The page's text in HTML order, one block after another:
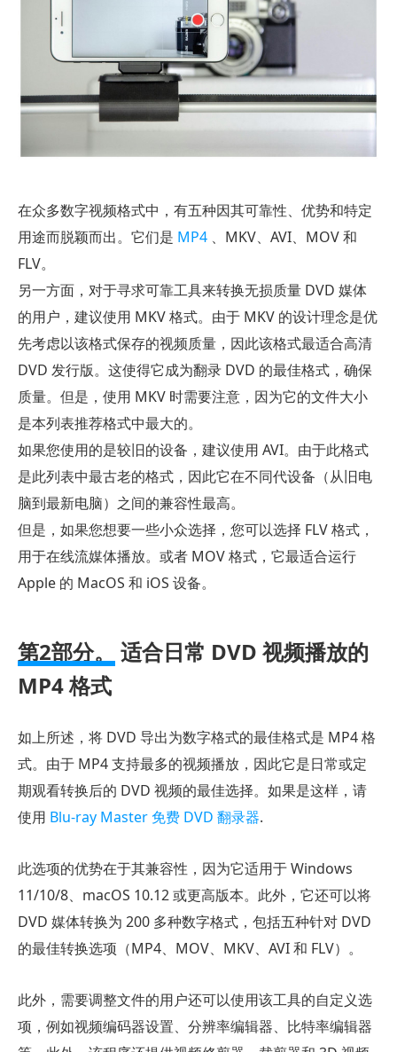
在众多数字视频格式中，有五种因其可靠性、优势和特定
用途而脱颖而出。它们是 MP4 、MKV、AVI、MOV 和
FLV。
另一方面，对于寻求可靠工具来转换无损质量 DVD 媒体
的用户，建议使用 MKV 格式。由于 MKV 的设计理念是优
先考虑以该格式保存的视频质量，因此该格式最适合高清
DVD 发行版。这使得它成为翻录 DVD 的最佳格式，确保
质量。但是，使用 MKV 时需要注意，因为它的文件大小
是本列表推荐格式中最大的。
如果您使用的是较旧的设备，建议使用 AVI。由于此格式
是此列表中最古老的格式，因此它在不同代设备（从旧电
脑到最新电脑）之间的兼容性最高。
但是，如果您想要一些小众选择，您可以选择 FLV 格式，
用于在线流媒体播放。或者 MOV 格式，它最适合运行
Apple 的 MacOS 和 iOS 设备。
第2部分。
适合日常 DVD 视频播放的
MP4 格式
如上所述，将 DVD 导出为数字格式的最佳格式是 MP4 格
式。由于 MP4 支持最多的视频播放，因此它是日常或定
期观看转换后的 DVD 视频的最佳选择。如果是这样，请
使用 Blu-ray Master 免费 DVD 翻录器.
此选项的优势在于其兼容性，因为它适用于 Windows
11/10/8、macOS 10.12 或更高版本。此外，它还可以将
DVD 媒体转换为 200 多种数字格式，包括五种针对 DVD
的最佳转换选项（MP4、MOV、MKV、AVI 和 FLV）。
此外，需要调整文件的用户还可以使用该工具的自定义选
项，例如视频编码器设置、分辨率编辑器、比特率编辑器